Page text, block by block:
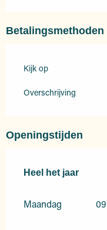
Betalingsmethoden
Kijk op
Overschrijving
Openingstijden
Heel het jaar
Heel het jaar
Maandag